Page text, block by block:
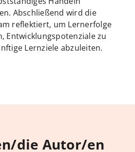
Abschließend wird die
reflektiert, um Lernerfolge
Entwicklungspotenziale zu
Lernziele abzuleiten.
die Autor/en